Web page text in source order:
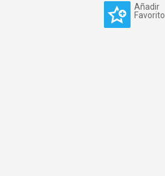
Añadir
Favorito